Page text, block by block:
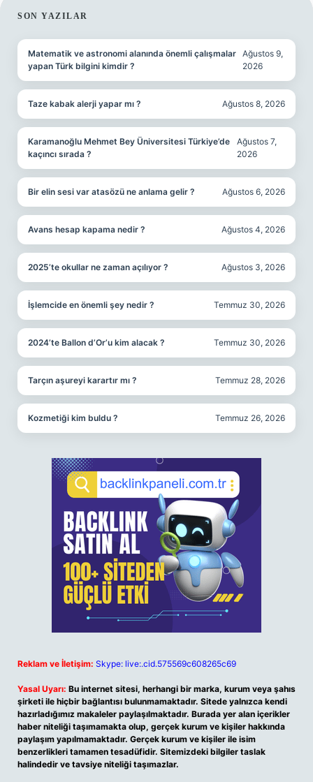
SIDEBAR
SON YAZILAR
Matematik ve astronomi alanında önemli çalışmalar
yapan Türk bilgini kimdir ?
Ağustos 9,
2026
Taze kabak alerji yapar mı ? Ağustos 8, 2026
Karamanoğlu Mehmet Bey Üniversitesi Türkiye’de
kaçıncı sırada ?
Ağustos 7,
2026
Bir elin sesi var atasözü ne anlama gelir ? Ağustos 6, 2026
Avans hesap kapama nedir ? Ağustos 4, 2026
2025’te okullar ne zaman açılıyor ? Ağustos 3, 2026
İşlemcide en önemli şey nedir ? Temmuz 30, 2026
2024’te Ballon d’Or’u kim alacak ? Temmuz 30, 2026
Tarçın aşureyi karartır mı ? Temmuz 28, 2026
Kozmetiği kim buldu ? Temmuz 26, 2026
Reklam ve İletişim: Skype: live:.cid.575569c608265c69
Yasal Uyarı: Bu internet sitesi, herhangi bir marka, kurum veya şahıs
şirketi ile hiçbir bağlantısı bulunmamaktadır. Sitede yalnızca kendi
hazırladığımız makaleler paylaşılmaktadır. Burada yer alan içerikler
haber niteliği taşımamakta olup, gerçek kurum ve kişiler hakkında
paylaşım yapılmamaktadır. Gerçek kurum ve kişiler ile isim
benzerlikleri tamamen tesadüfidir. Sitemizdeki bilgiler taslak
halindedir ve tavsiye niteliği taşımazlar.